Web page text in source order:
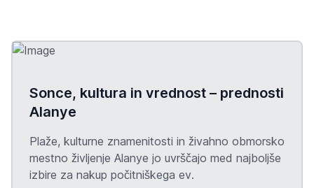
Sonce, kultura in vrednost – prednosti
Alanye
Plaže, kulturne znamenitosti in živahno obmorsko
mestno življenje Alanye jo uvrščajo med najboljše
izbire za nakup počitniškega ev.